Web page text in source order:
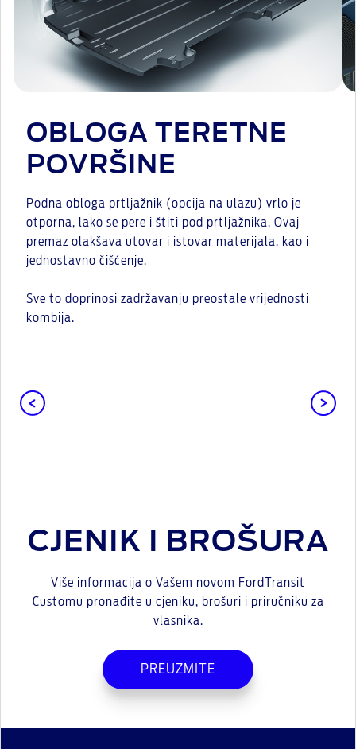
OBLOGA TERETNE
POVRŠINE
Podna obloga prtljažnik (opcija na ulazu) vrlo je
otporna, lako se pere i štiti pod prtljažnika. Ovaj
premaz olakšava utovar i istovar materijala, kao i
jednostavno čišćenje.
Sve to doprinosi zadržavanju preostale vrijednosti
kombija.
CJENIK I BROŠURA
Više informacija o Vašem novom FordTransit
Customu pronađite u cjeniku, brošuri i priručniku za
vlasnika.
PREUZMITE